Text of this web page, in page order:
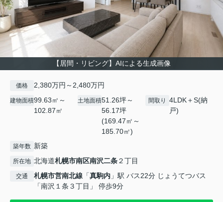
【居間・リビング】AIによる生成画像
価格 2,380万円～2,480万円
建物面積99.63㎡～
102.87㎡
土地面積51.26坪～
56.17坪
(169.47㎡～
185.70㎡)
間取り
4LDK＋S(納
戸)
築年数 新築
所在地 北海道札幌市南区南沢二条２丁目
交通 札幌市営南北線 「真駒内 」駅 バス22分 じょうてつバス
「南沢１条３丁目」 停歩9分